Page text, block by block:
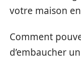
votre maison
Comment
d’embaucher